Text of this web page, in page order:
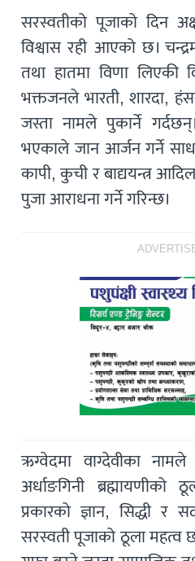
सरस्वतीको पूजाको दिन
विश्वास रही आएको छ।
तथा हातमा विणा लिएकी
भक्तजनले भारती, शारदा,
जस्ता नामले पुकार्ने
भएकाले जान आर्जन गर्ने
कापी, कुची र बाद्ययन्त्र
पुजा आराधना गर्ने गरिन्छ।
ऋग्वेदमा वाग्देवीका नामले
अर्धाङगिनी
प्रकारको ज्ञान, सिद्धी र
सरस्वती पूजाको ठूला महत्व